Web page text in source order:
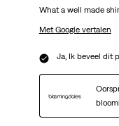
What a well made
Met Google vertalen
Ja, Ik beveel dit